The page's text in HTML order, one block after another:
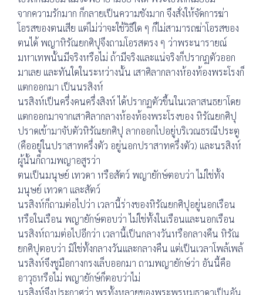
จากความรักมาก ก็กลายเป็นความชังมาก จึงสั่งให้จัดการฆ่า
โอรสของตนเสีย แต่ไม่ว่าจะใช้วิธีใด ๆ ก็ไม่สามารถฆ่าโอรสของ
ตนได้ พญาหิรัณยกศิปุจึงถามโอรสตรง ๆ ว่าพระนารายณ์
มหาเทพนั้นมีจริงหรือไม่ ถ้ามีจริงและแน่จริงก็ปรากฏตัวออก
มาเลย และทันใดในระหว่างนั้น เสาศิลากลางห้องท้องพระโรงก็
แตกออกมา เป็นนรสิงห์
นรสิงห์เป็นครึ่งคนครึ่งสิงห์ ได้ปรากฏตัวขึ้นในเวลาสนธยาโดย
แตกออกมาจากเสาศิลากลางห้องท้องพระโรงของ หิรัณยกศิปุ
ปราดเข้ามาจับตัวหิรัณยกศิปุ ลากออกไปอยู่บริเวณธรณีประตู
(คืออยู่ในปราสาทครึ่งตัว อยู่นอกปราสาทครึ่งตัว) และนรสิงห์
ผู้นั้นก็ถามพญาอสูรว่า
ตนเป็นมนุษย์ เทวดา หรือสัตว์ พญายักษ์ตอบว่า ไม่ใช่ทั้ง
มนุษย์ เทวดา และสัตว์
นรสิงห์ก็ถามต่อไปว่า เวลานี้ร่างของหิรัณยกศิปุอยู่นอกเรือน
หรือในเรือน พญายักษ์ตอบว่า ไม่ใช่ทั้งในเรือนและนอกเรือน
นรสิงห์ถามต่อไปอีกว่า เวลานี้เป็นกลางวันหรือกลางคืน หิรัณ
ยกศิปุตอบว่า มิใช่ทั้งกลางวันและกลางคืน แต่เป็นเวลาโพล้เพล้
นรสิงห์จึงชูมือกางกรงเล็บออกมา ถามพญายักษ์ว่า อันนี้คือ
อาวุธหรือไม่ พญายักษ์ก็ตอบว่าไม่
นรสิงห์จึงประกาศว่า พรทั้งหลายของพระพรหมธาดาเป็นอัน